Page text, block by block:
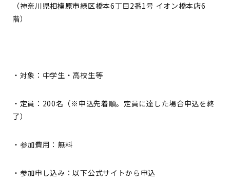
（神奈川県相模原市緑区橋本6丁目2番1号 イオン橋本店6
階）
・対象：中学生・高校生等
・定員：200名（※申込先着順。定員に達した場合申込を終
了）
・参加費用：無料
・参加申し込み：以下公式サイトから申込